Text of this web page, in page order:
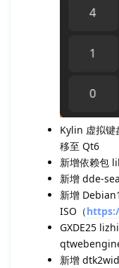
Kylin 虚拟键
移至 Qt6
新增依赖包
新增 dde-
新增
ISO（
GXDE25
新增